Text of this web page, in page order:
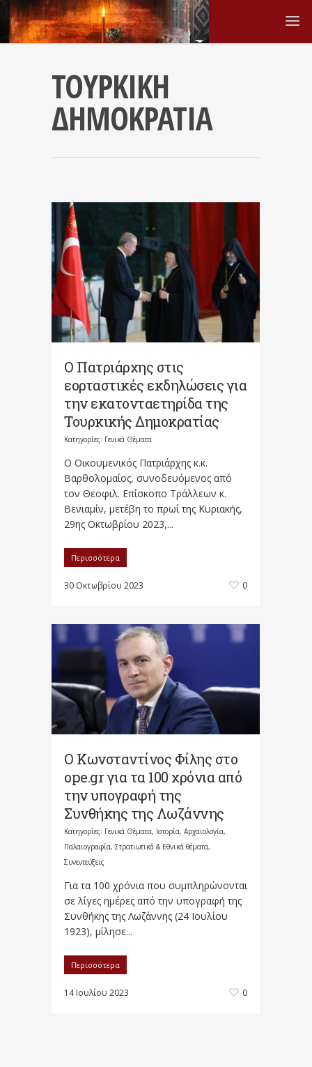
ΤΟΥΡΚΙΚΗ
ΔΗΜΟΚΡΑΤΙΑ
Ο Πατριάρχης στις
εορταστικές εκδηλώσεις για
την εκατονταετηρίδα της
Τουρκικής Δημοκρατίας
Κατηγορίες: Γενικά Θέματα
O Οικουμενικός Πατριάρχης κ.κ.
Βαρθολομαίος, συνοδευόμενος από
τον Θεοφιλ. Επίσκοπο Τράλλεων κ.
Βενιαμίν, μετέβη το πρωί της Κυριακής,
29ης Οκτωβρίου 2023,...
Περισσότερα
30 Οκτωβρίου 2023 0
Ο Κωνσταντίνος Φίλης στο
ope.gr για τα 100 χρόνια από
την υπογραφή της
Συνθήκης της Λωζάννης
Κατηγορίες: Γενικά Θέματα, Ιστορία, Αρχαιολογία,
Παλαιογραφία, Στρατιωτικά & Εθνικά θέματα,
Συνεντεύξεις
Για τα 100 χρόνια που συμπληρώνονται
σε λίγες ημέρες από την υπογραφή της
Συνθήκης της Λωζάννης (24 Ιουλίου
1923), μίλησε...
Περισσότερα
14 Ιουλίου 2023 0